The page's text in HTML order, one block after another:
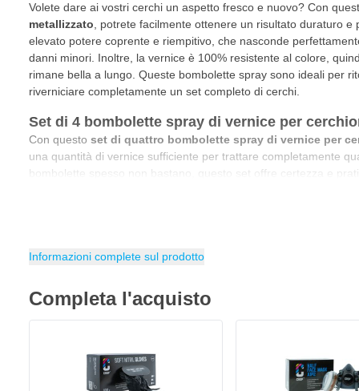
Volete dare ai vostri cerchi un aspetto fresco e nuovo? Con
metallizzato , potrete facilmente ottenere un risultato duraturo
elevato potere coprente e riempitivo, che nasconde
danni minori. Inoltre, la vernice è 100% resistente al colore,
rimane bella a lungo. Queste bombolette spray sono ideali per
riverniciare completamente un set completo di cerchi.
Set di 4 bombolette spray di vernice per
Con questo set di quattro bombolette spray di vernice per
una quantità di vernice sufficiente per trattare completamente
bombolette spesso non bastano, questo set offre certezza e
sempre essere rifinita con un
trasparente 2K
argento metallizzato dalla polvere dei freni, dalle schegge di
della luce solare. Utilizzando un trasparente bicomponente, i
splendenti, ma anche protetti a lungo, anche in condizioni difficili.
Informazioni complete sul prodotto
Completa l'acquisto